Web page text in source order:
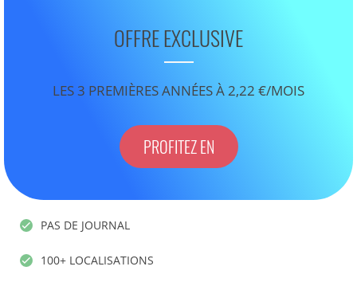
OFFRE EXCLUSIVE
LES 3 PREMIÈRES ANNÉES À 2,22 €/MOIS
PROFITEZ EN
PAS DE JOURNAL
100+ LOCALISATIONS